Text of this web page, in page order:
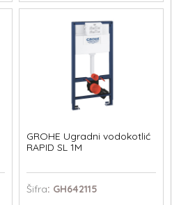
GROHE Ugradni vodokotlić
RAPID SL 1M
Šifra: GH642115